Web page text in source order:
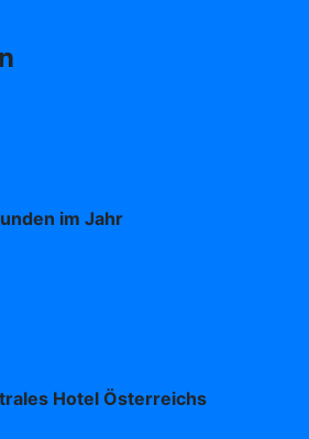
im Jahr
Hotel Österreichs